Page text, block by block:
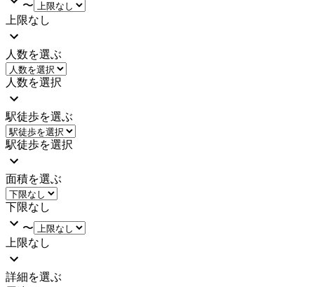
〜
上限なし
人数を選ぶ
人数を選択
駅徒歩を選ぶ
駅徒歩を選択
面積を選ぶ
下限なし
〜
上限なし
詳細を選ぶ